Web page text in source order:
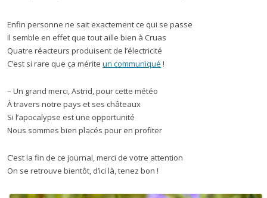
Enfin personne ne sait exactement ce qui se passe
Il semble en effet que tout aille bien à Cruas
Quatre réacteurs produisent de l’électricité
C’est si rare que ça mérite un communiqué !
– Un grand merci, Astrid, pour cette météo
À travers notre pays et ses châteaux
Si l’apocalypse est une opportunité
Nous sommes bien placés pour en profiter
C’est la fin de ce journal, merci de votre attention
On se retrouve bientôt, d’ici là, tenez bon !